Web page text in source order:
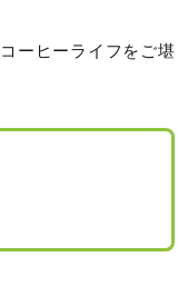
ーヒーライフをご堪